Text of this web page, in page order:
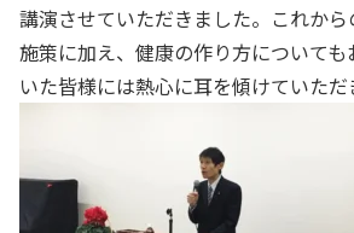
講演させていただきました。これか
施策に加え、健康の作り方について
いた皆様には熱心に耳を傾けていただ